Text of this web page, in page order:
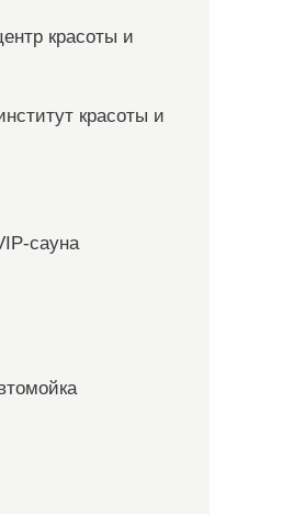
красоты и
красоты и
сауна